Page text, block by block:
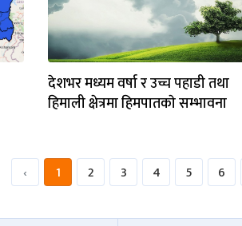
देशभर मध्यम वर्षा र उच्च पहाडी तथा
हिमाली क्षेत्रमा हिमपातकाे सम्भावना
‹ 1 2 3 4 5 6